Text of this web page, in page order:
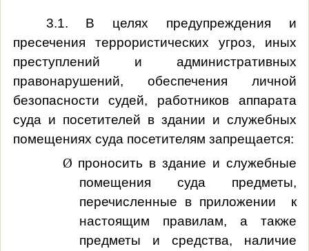
3.1. В целях предупреждения и
пресечения террористических угроз, иных
преступлений и административных
правонарушений, обеспечения личной
безопасности судей, работников аппарата
суда и посетителей в здании и служебных
помещениях суда посетителям запрещается:
Ø проносить в здание и служебные
помещения суда предметы,
перечисленные в приложении к
настоящим правилам, а также
предметы и средства, наличие